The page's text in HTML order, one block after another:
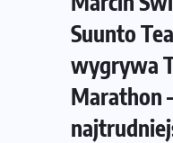
Suunto
wygrywa
Marathon